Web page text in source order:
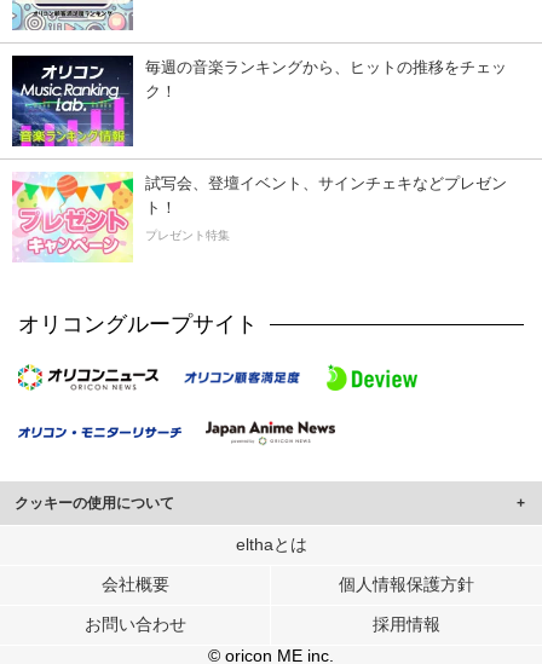
毎週の音楽ランキングから、ヒットの推移をチェッ
ク！
試写会、登壇イベント、サインチェキなどプレゼン
ト！
プレゼント特集
オリコングループサイト
クッキーの使用について
このサイトでは Cookie を使用して、ユーザーに合わせたコンテンツや広告の
行っています。
メディアや広告配信、データ解析の各パートナーに提供しています。
各パートナーは、この情報とユーザーが各パートナーに提供した他の情報や、
elthaとは
会社概要 個人情報保護方針
お問い合わせ
採用情報
© oricon ME inc.